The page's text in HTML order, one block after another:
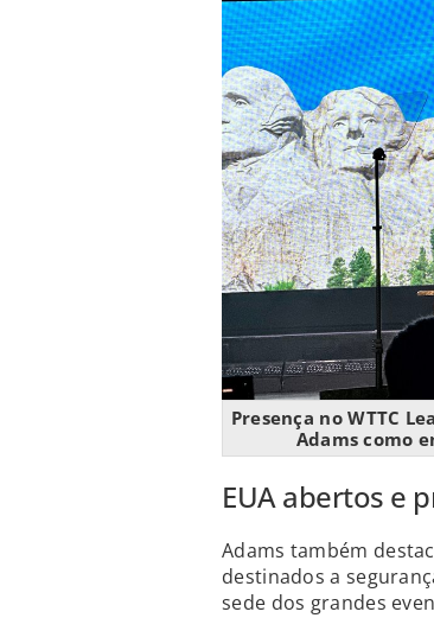
Presença no WTTC
Adams como
EUA abertos e
Adams também
destinados a
sede dos grandes